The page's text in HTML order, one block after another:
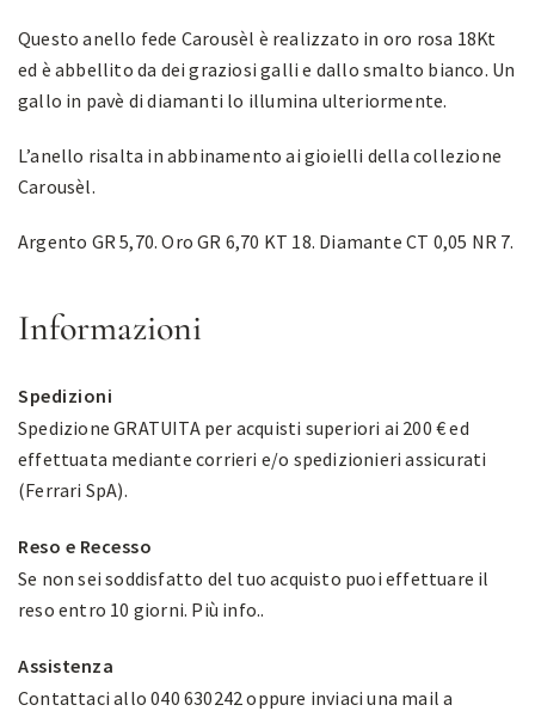
Questo anello fede Carousèl è realizzato in oro rosa 18Kt
ed è abbellito da dei graziosi galli e dallo smalto bianco. Un
gallo in pavè di diamanti lo illumina ulteriormente.
L’anello risalta in abbinamento ai gioielli della collezione
Carousèl.
Argento GR 5,70. Oro GR 6,70 KT 18. Diamante CT 0,05 NR 7.
Informazioni
Spedizioni
Spedizione GRATUITA per acquisti superiori ai 200 € ed
effettuata mediante corrieri e/o spedizionieri assicurati
(Ferrari SpA).
Reso e Recesso
Se non sei soddisfatto del tuo acquisto puoi effettuare il
reso entro 10 giorni. Più info..
Assistenza
Contattaci allo 040 630242 oppure inviaci una mail a